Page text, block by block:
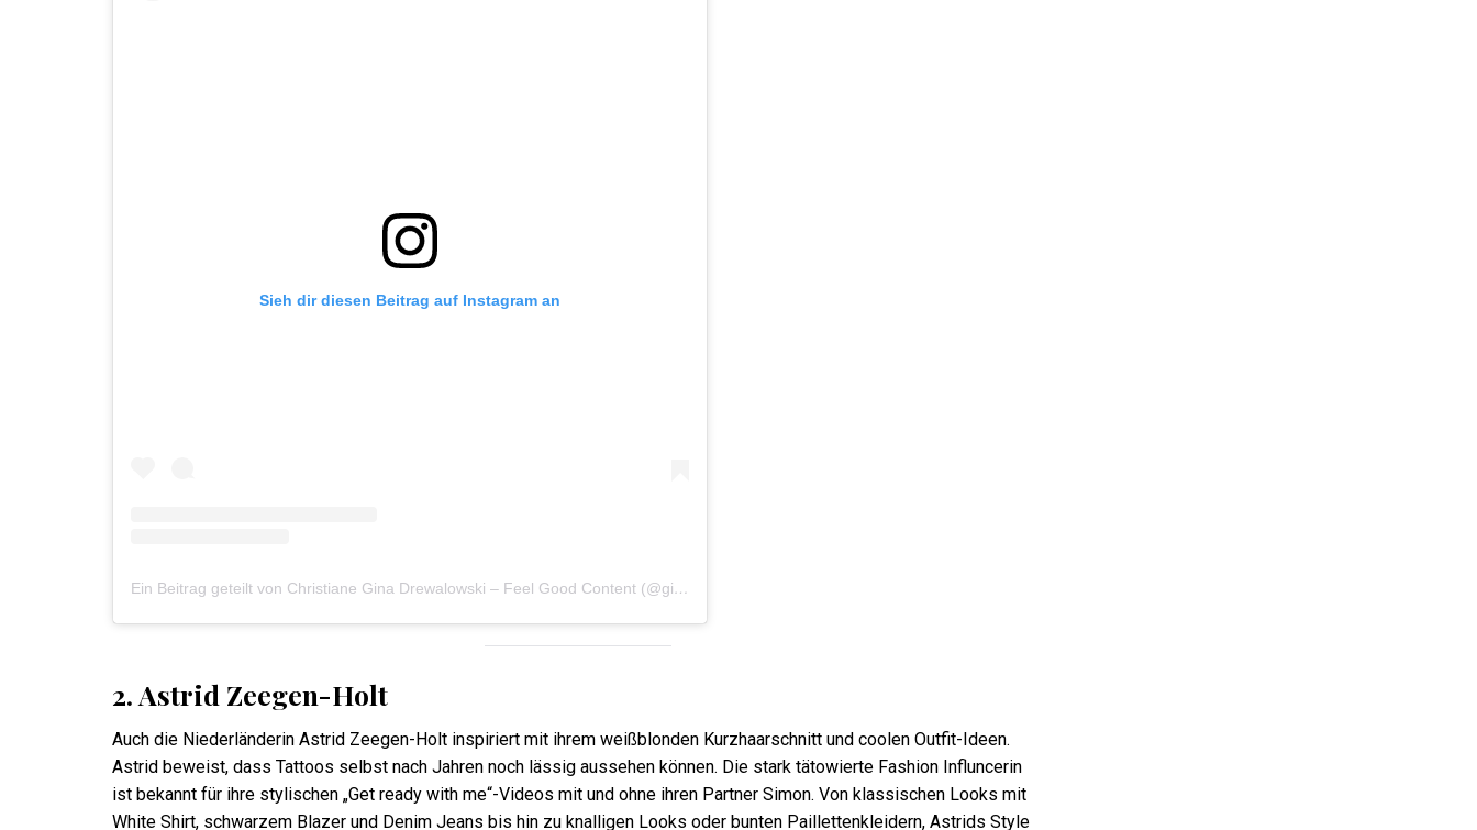
Sieh dir diesen Beitrag auf Instagram an
Ein Beitrag geteilt von Christiane Gina Drewalowski – Feel Good Content (@ginadrewalowski)
2. Astrid Zeegen-Holt
Auch die Niederländerin Astrid Zeegen-Holt inspiriert mit ihrem weißblonden Kurzhaarschnitt und coolen Outfit-Ideen.
Astrid beweist, dass Tattoos selbst nach Jahren noch lässig aussehen können. Die stark tätowierte Fashion Influncerin
ist bekannt für ihre stylischen „Get ready with me“-Videos mit und ohne ihren Partner Simon. Von klassischen Looks mit
White Shirt, schwarzem Blazer und Denim Jeans bis hin zu knalligen Looks oder bunten Paillettenkleidern, Astrids Style